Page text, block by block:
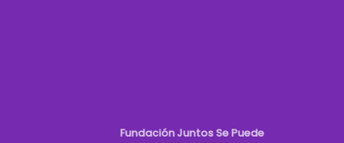
Fundación Juntos Se Puede